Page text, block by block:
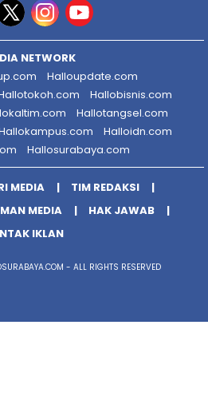
NETWORK
Halloupdate.com
Hallobisnis.com
Hallotangsel.com
Halloidn.com
Hallosurabaya.com
MEDIA
TIM REDAKSI
MEDIA
HAK JAWAB
IKLAN
- ALL RIGHTS RESERVED